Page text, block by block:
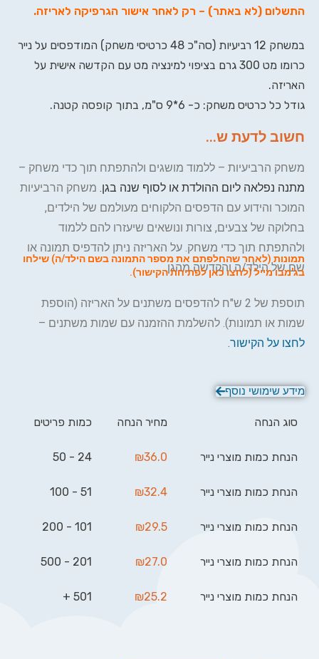
התשלום (לא באתר) – רק לאחר אישור הגרפיקה לאריזה.
במשחק 12 רביעיות (סה"כ 48 כרטיסי משחק) המודפסים על נייר
כרומו מט 300 גרם בציפוי למינציה מט עם הקדשה אישית על
האריזה.
גודל כל כרטיס משחק: כ- 6*9 ס"מ, בתוך קופסה קטנה.
חשוב לדעת ש...
משחק הרביעיות – ללמוד מושגים ולהתפתח תוך כדי משחק –
מתנה נפלאה ליום ההולדת או לסוף שנה בגן. משחק הרביעיות
המוכר והידוע עם הדפסים הלקוחים מעולמם של הילדים,
בחלוקה של צבעים, צורות ונושאים שיעזרו להם ללמוד
ולהתפתח תוך כדי משחק. על האריזה ניתן להדפיס תמונה או
שם של הילד/ה והקדשה מהגן.
תמונות (לאחר שהחלפתם את מספר התמונה בשם הילד/ה) שילחו
בג'מבו מייל (לחצו כאן לפתיחת הקישור).
תוספת של 2 ש"ח להדפסים משתנים על האריזה (הוספת
שמות או תמונות). להשלמת ההזמנה עם שמות משתנים –
לחצו על הקישור.
מידע שימושי נוסף
סוג הנחה מחיר הנחה כמות פריטים
הנחת כמות מוצרי נייר ₪36.0
24 - 50
הנחת כמות מוצרי נייר ₪32.4
51 - 100
הנחת כמות מוצרי נייר ₪29.5
101 - 200
הנחת כמות מוצרי נייר ₪27.0
201 - 500
הנחת כמות מוצרי נייר ₪25.2
501 +